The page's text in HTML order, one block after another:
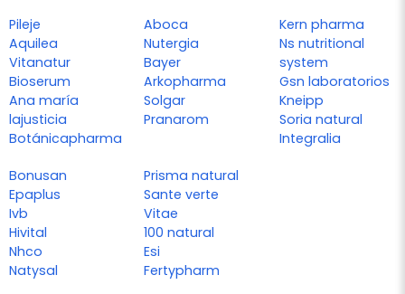
Pileje
Aquilea
Vitanatur
Bioserum
Ana maría
lajusticia
Botánicapharma
Aboca
Nutergia
Bayer
Arkopharma
Solgar
Pranarom
Kern pharma
Ns nutritional
system
Gsn laboratorios
Kneipp
Soria natural
Integralia
Bonusan
Epaplus
Ivb
Hivital
Nhco
Natysal
Prisma natural
Sante verte
Vitae
100 natural
Esi
Fertypharm